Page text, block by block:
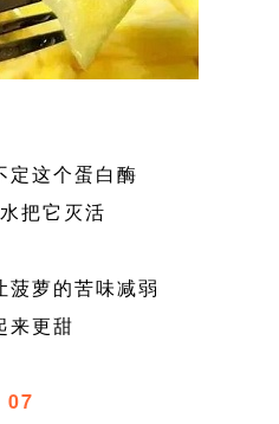
定这个蛋白酶
把它灭活
菠萝的苦味减弱
来更甜
07